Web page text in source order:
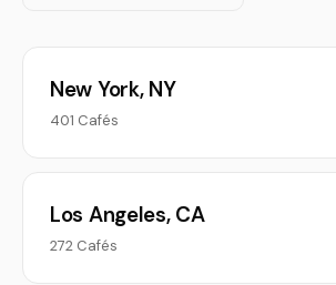
New York, NY
401 Cafés
Los Angeles, CA
272 Cafés